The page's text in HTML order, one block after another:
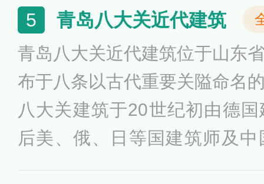
八廓西街、八廓南街和八廓北
周长约1000余米，街内岔道
廓街属城关区八廓街办事处
个居民大院。
5 青岛八大关近代建筑
青岛八大关近代建筑位于山东
布于八条以古代重要关隘命名
八大关建筑于20世纪初由德
后美、俄、日等国建筑师及